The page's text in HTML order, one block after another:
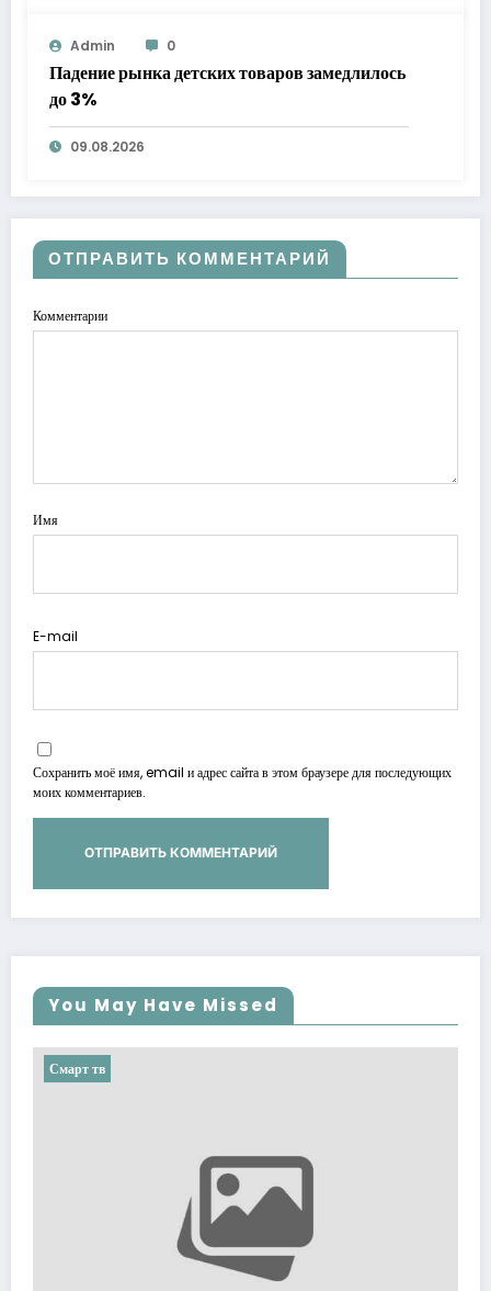
Admin 0
Падение рынка детских товаров замедлилось
до 3%
09.08.2026
ОТПРАВИТЬ КОММЕНТАРИЙ
Комментарии
Имя
E-mail
Сохранить моё имя, email и адрес сайта в этом браузере для последующих
моих комментариев.
You May Have Missed
Смарт тв